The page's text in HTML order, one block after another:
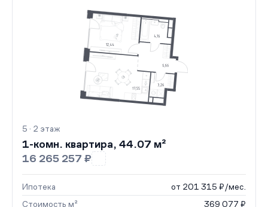
5 · 2 этаж
1-комн. квартира, 44.07 м²
16 265 257 ₽
Ипотека
от 201 315 ₽/мес.
Стоимость м²
369 077 ₽